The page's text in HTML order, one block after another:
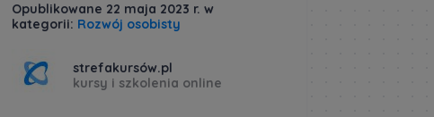
Opublikowane 22 maja 2023 r. w
kategorii: Rozwój osobisty
strefakursów.pl
kursy i szkolenia online